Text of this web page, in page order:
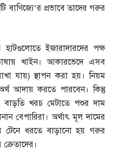
বাণিজ্যে’র প্রভাবে তাদের গরুর
ইজারাদারদের পক্ষ
খাইন। আকারভেদে এসব
যায়)স্থাপন করা হয়। নিয়ম
আদায় করতে পারবেন। কিন্তু
খরচ মেটাতে পশুর দাম
বেপারিরা। অর্থাৎ মূল দামের
টেনে ধরতে বাড়ানো হয় গরুর